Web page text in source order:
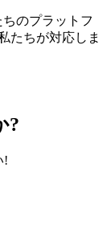
のプラットフ
たちが対応しま
?
!